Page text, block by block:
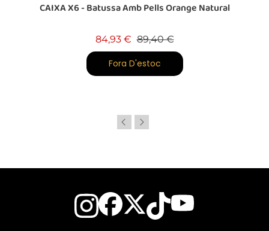
CAIXA X6 - Batussa Amb Pells Orange Natural
84,93 € Preu base
89,40 €Preu
Fora D'estoc